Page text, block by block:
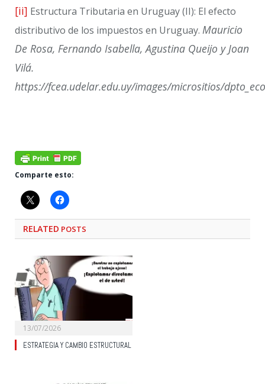
[ii] Estructura Tributaria en Uruguay (II): El efecto
distributivo de los impuestos en Uruguay. Mauricio
De Rosa, Fernando Isabella, Agustina Queijo y Joan
Vilá.
https://fcea.udelar.edu.uy/images/micrositios/
Comparte esto:
RELATED POSTS
13/07/2026
ESTRATEGIA Y CAMBIO ESTRUCTURAL